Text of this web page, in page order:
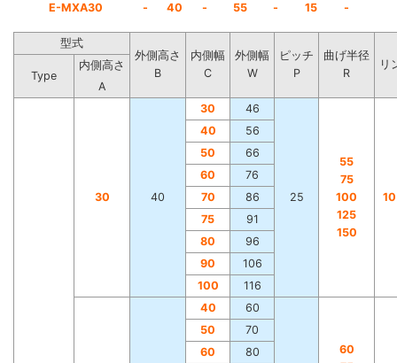
E-MXA30
- 40 - 55 - 15 -
型式
外側高さ
B
内側幅
C
外側幅
W
ピッチ
P
曲げ半径
R
リ
Type
内側高さ
A
30 40
30 46
25
55
75
100
125
150
40
56
50
66
60
76
70
86
75
91
80
96
90
106
100
116
40 60
60
50
70
60
80